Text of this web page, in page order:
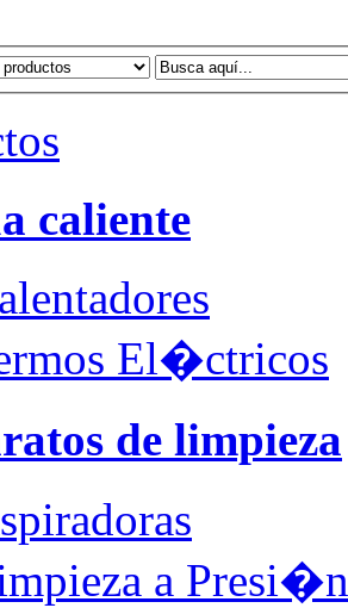
caliente
El�ctricos
de limpieza
a Presi�n